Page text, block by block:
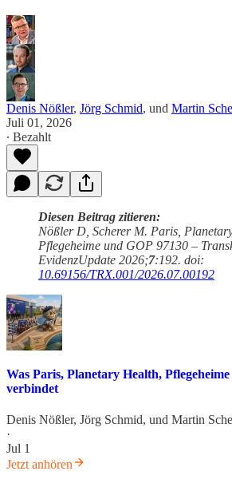
Denis Nößler, Jörg Schmid, und Martin
Juli 01, 2026
∙ Bezahlt
Diesen Beitrag zitieren:
Nößler D, Scherer M. Paris,
Pflegeheime und GOP 97130 –
EvidenzUpdate 2026;7:192. doi:
10.69156/TRX.001/2026.07.00192
Was Paris, Planetary Health,
verbindet
Denis Nößler, Jörg Schmid, und Martin
·
Jul 1
Jetzt anhören